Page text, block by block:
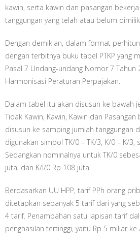
kawin, serta kawin dan pasangan
tanggungan yang telah atau belum
Dengan demikian, dalam format
dengan terbitnya buku tabel PTKP yang
Pasal 7 Undang-undang Nomor 7 Tahun
Harmonisasi Peraturan Perpajakan.
Dalam tabel itu akan disusun ke bawah
Tidak Kawin, Kawin, Kawin dan
disusun ke samping jumlah tanggungan
digunakan simbol TK/0 – TK/3, K/0 – K/3,
Sedangkan nominalnya untuk TK/0
juta, dan K/I/0 Rp 108 juta.
Berdasarkan UU HPP, tarif PPh orang
ditetapkan sebanyak 5 tarif dari yang
4 tarif. Penambahan satu lapisan tarif
penghasilan tertinggi, yaitu Rp 5 miliar